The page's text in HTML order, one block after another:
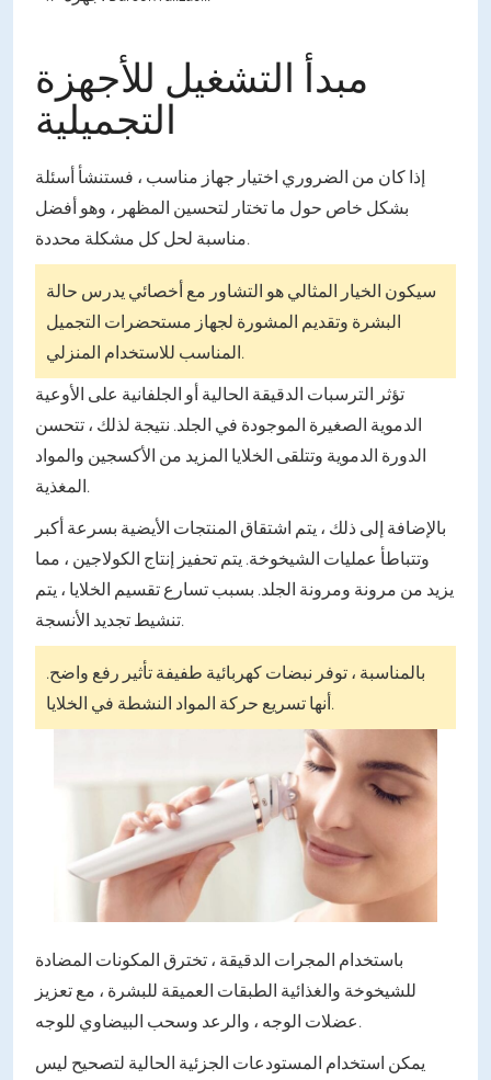
مبدأ التشغيل للأجهزة
التجميلية
إذا كان من الضروري اختيار جهاز مناسب ، فستنشأ أسئلة
بشكل خاص حول ما تختار لتحسين المظهر ، وهو أفضل
مناسبة لحل كل مشكلة محددة.
سيكون الخيار المثالي هو التشاور مع أخصائي يدرس حالة
البشرة وتقديم المشورة لجهاز مستحضرات التجميل
المناسب للاستخدام المنزلي.
تؤثر الترسبات الدقيقة الحالية أو الجلفانية على الأوعية
الدموية الصغيرة الموجودة في الجلد. نتيجة لذلك ، تتحسن
الدورة الدموية وتتلقى الخلايا المزيد من الأكسجين والمواد
المغذية.
بالإضافة إلى ذلك ، يتم اشتقاق المنتجات الأيضية بسرعة أكبر
وتتباطأ عمليات الشيخوخة. يتم تحفيز إنتاج الكولاجين ، مما
يزيد من مرونة ومرونة الجلد. بسبب تسارع تقسيم الخلايا ، يتم
تنشيط تجديد الأنسجة.
بالمناسبة ، توفر نبضات كهربائية طفيفة تأثير رفع واضح.
أنها تسريع حركة المواد النشطة في الخلايا.
باستخدام المجرات الدقيقة ، تخترق المكونات المضادة
للشيخوخة والغذائية الطبقات العميقة للبشرة ، مع تعزيز
عضلات الوجه ، والرعد وسحب البيضاوي للوجه.
يمكن استخدام المستودعات الجزئية الحالية لتصحيح ليس